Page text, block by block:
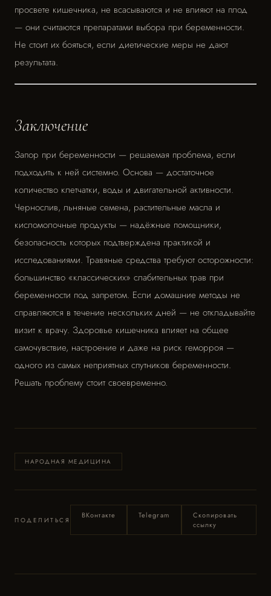
просвете кишечника, не всасываются и не влияют на плод
— они считаются препаратами выбора при беременности.
Не стоит их бояться, если диетические меры не дают
результата.
Заключение
Запор при беременности — решаемая проблема, если
подходить к ней системно. Основа — достаточное
количество клетчатки, воды и двигательной активности.
Чернослив, льняные семена, растительные масла и
кисломолочные продукты — надёжные помощники,
безопасность которых подтверждена практикой и
исследованиями. Травяные средства требуют осторожности:
большинство «классических» слабительных трав при
беременности под запретом. Если домашние методы не
справляются в течение нескольких дней — не откладывайте
визит к врачу. Здоровье кишечника влияет на общее
самочувствие, настроение и даже на риск геморроя —
одного из самых неприятных спутников беременности.
Решать проблему стоит своевременно.
НАРОДНАЯ МЕДИЦИНА
ПОДЕЛИТЬСЯ ВКонтакте Telegram
Скопировать
ссылку